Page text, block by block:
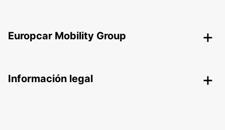
Europcar Mobility Group
Información legal